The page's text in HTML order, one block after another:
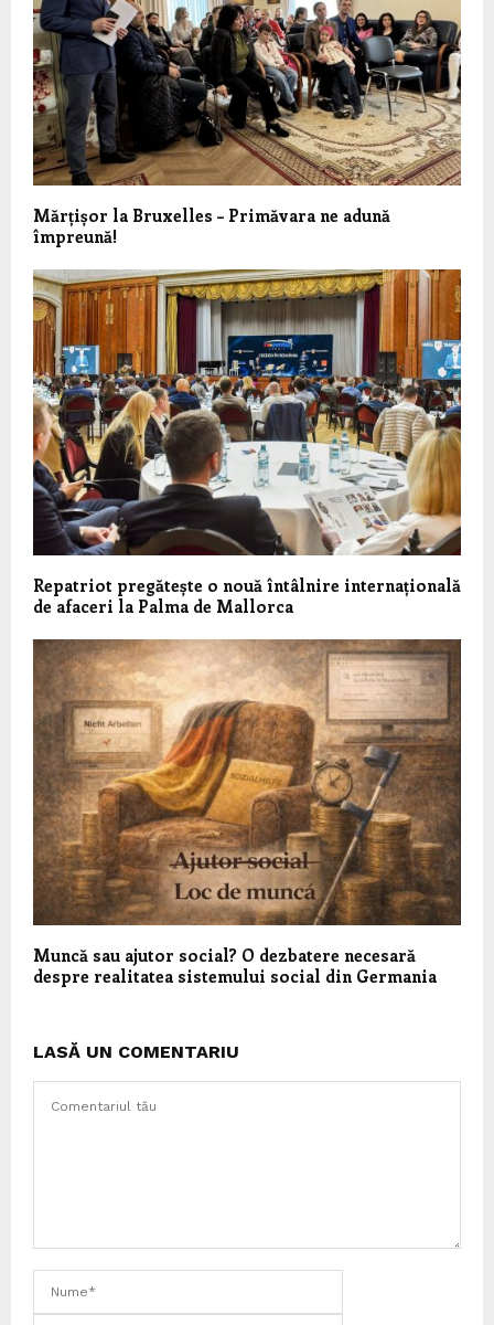
Mărțișor la Bruxelles – Primăvara ne adună
împreună!
Repatriot pregătește o nouă întâlnire internațională
de afaceri la Palma de Mallorca
Muncă sau ajutor social? O dezbatere necesară
despre realitatea sistemului social din Germania
LASĂ UN COMENTARIU